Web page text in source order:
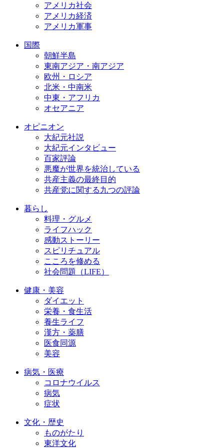
アメリカ社会
アメリカ経済
アメリカ軍事
国際
朝鮮半島
東南アジア・南アジア
欧州・ロシア
北米・中南米
中東・アフリカ
オセアニア
オピニオン
大紀元社説
大紀元インタビュー
百家評論
悪魔が世界を統治している
共産主義の最終目的
共産党に関する九つの評論
暮らし
料理・グルメ
ライフハック
感動ストーリー
スピリチュアル
こころを修める
社会問題（LIFE）
健康・美容
ダイエット
栄養・食生活
養生ライフ
漢方・薬膳
医食同源
美容
病気・医療
コロナウイルス
病気
症状
文化・歴史
ものがたり
東洋文化